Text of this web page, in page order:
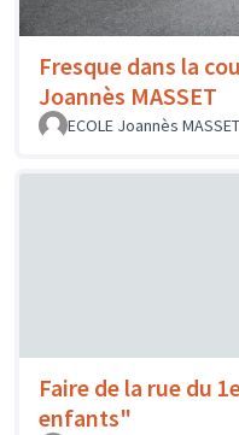
Fresque dans la
Joannès MASSET
ECOLE Joannès MASSET
Faire de la rue du
enfants"